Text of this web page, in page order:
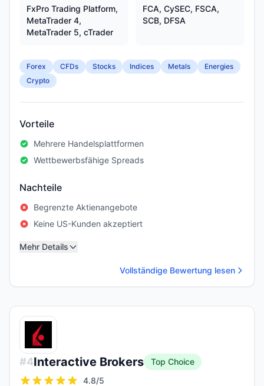
FxPro Trading Platform,
MetaTrader 4,
MetaTrader 5, cTrader
FCA, CySEC, FSCA,
SCB, DFSA
Forex CFDs Stocks Indices Metals
Energies
Crypto
Vorteile
Mehrere Handelsplattformen
Wettbewerbsfähige Spreads
Nachteile
Begrenzte Aktienangebote
Keine US-Kunden akzeptiert
Mehr Details
Vollständige Bewertung lesen
#4Interactive Brokers
Top Choice
4.8/5